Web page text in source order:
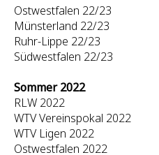
Ostwestfalen 22/23
Münsterland 22/23
Ruhr-Lippe 22/23
Südwestfalen 22/23
Sommer 2022
RLW 2022
WTV Vereinspokal 2022
WTV Ligen 2022
Ostwestfalen 2022